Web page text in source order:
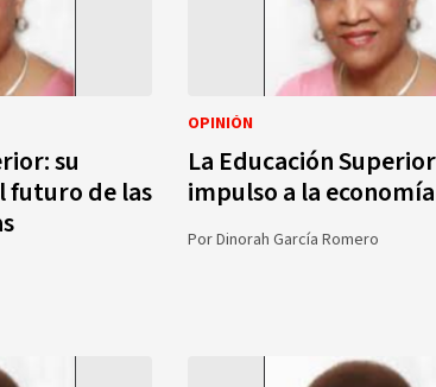
su
futuro de las
OPINIÓN
La Educación
impulso a la
PorDinorah García Romero